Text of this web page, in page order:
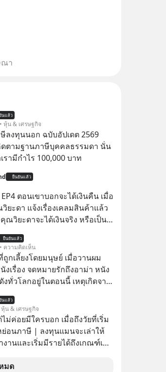
า
นแล้ว
หุ้น & เศรษฐกิจ
ลงทุนนอก ฉบับอัปเดต 2569
ตามฐานภาษีบุคคลธรรมดา นั่น
ามีกำไร 100,000 บาท
ยืนยันแล้ว
ตอนเขาบอกจะได้เงินคืน เมื่อ
ยะดา แจ้งเรื่องเคลมสินค้าแล้ว
ณวิยะดาจะได้เงินจริง หรือเป็น
#ป้าเก๋าเล่ากลโกง
ยู่อย่างยั่งยืน #Cybersecurity
ยืนยันแล้ว
ความคิดเห็น
กเลี้ยงโดยมนุษย์ เมื่อวานผม
รื่อง จดหมายรักถึงอาม่า หนัง
งทั่วโลกอยู่ในตอนนี้ เหตุเกิดจาก
งราวมีความผูกพันที่ได้ยินตั้งแต่
นแล้ว
น & เศรษฐกิจ
ม่ค่อยมีใครบอก เมื่อถึงวัยที่เริ่ม
ย่อนภาษี | ลงทุนแมนจะเล่าให้
งานและเริ่มมีรายได้ถึงเกณฑ์เสีย
ช่วยลดหย่อนภาษีได้แล้ว ยังเป็น
มด